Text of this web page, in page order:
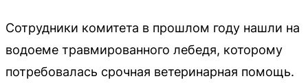
Сотрудники комитета в прошлом году нашли на
водоеме травмированного лебедя, которому
потребовалась срочная ветеринарная помощь.